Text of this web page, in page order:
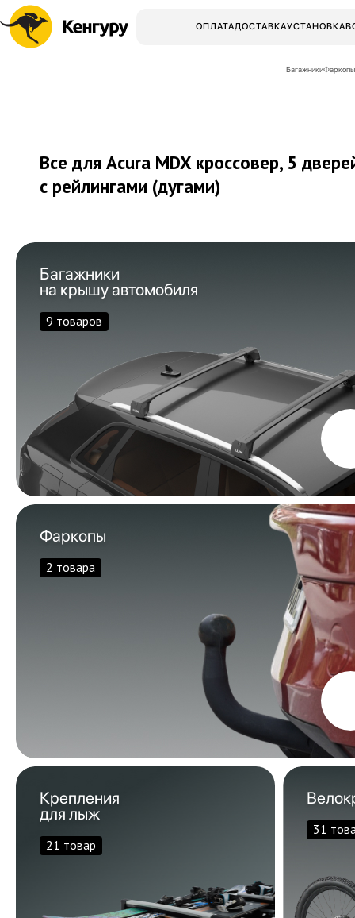
ОПЛАТАДОСТАВКАУСТАНОВКА
БагажникиФаркопы
Все для Acura MDX кроссовер, 5
с рейлингами (дугами)
Багажники
на крышу автомобиля
9 товаров
Фаркопы
2 товара
Крепления
для лыж
21 товар
31